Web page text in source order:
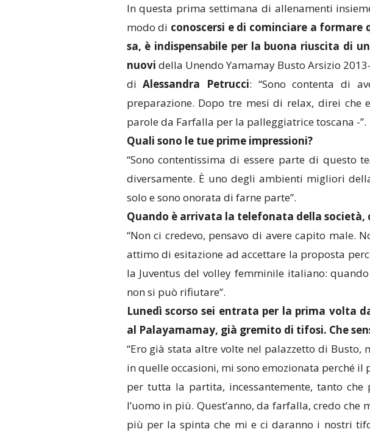
In questa prima settimana di allenamenti
modo di conoscersi e di cominciare a formare
sa, è indispensabile per la buona riuscita di
nuovi della Unendo Yamamay Busto Arsizio
diAlessandra Petrucci: “Sono contenta di
preparazione. Dopo tre mesi di relax, direi che
parole da Farfalla per la palleggiatrice toscana -”.
Quali sono le tue prime impressioni?
“Sono contentissima di essere parte di questo
diversamente. È uno degli ambienti migliori
solo e sono onorata di farne parte”.
Quando è arrivata la telefonata della società,
“Non ci credevo, pensavo di avere capito male.
attimo di esitazione ad accettare la proposta
la Juventus del volley femminile italiano:
non si può rifiutare”.
Lunedì scorso sei entrata per la prima volta
al Palayamamay, già gremito di tifosi. Che
“Ero già stata altre volte nel palazzetto di Busto,
in quelle occasioni, mi sono emozionata perché
per tutta la partita, incessantemente, tanto che
l’uomo in più. Quest’anno, da farfalla, credo che
più per la spinta che mi e ci daranno i nostri